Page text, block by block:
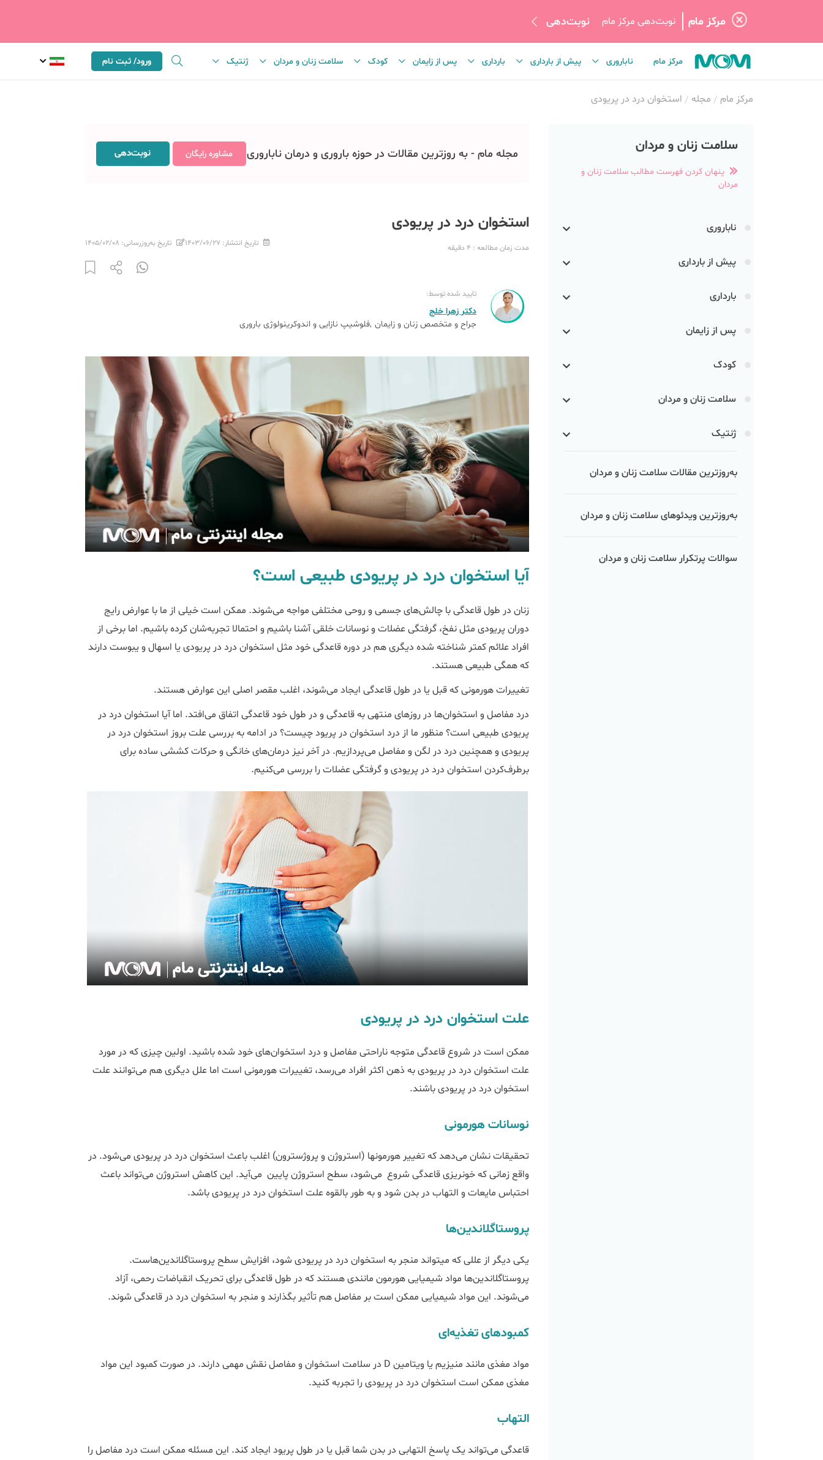
مرکز مام نوبت‌دهی مرکز مام نوبت‌دهی
مرکز مام ناباروری پیش از بارداری بارداری پس از زایمان کودک سلامت زنان و مردان ژنتیک ورود/ ثبت نام
مرکز مام مجله استخوان درد در پریودی
سلامت زنان و مردان
پنهان کردن فهرست مطالب سلامت زنان و
مردان
ناباروری
پیش از بارداری
بارداری
پس از زایمان
کودک
سلامت زنان و مردان
ژنتیک
به‌روزترین مقالات سلامت زنان و مردان
به‌روزترین ویدئوهای سلامت زنان و مردان
سوالات پرتکرار سلامت زنان و مردان
مجله مام - به روزترین مقالات در حوزه باروری و درمان ناباروری مشاوره رایگان نوبت‌دهی
استخوان درد در پریودی
مدت زمان مطالعه: 4 دقیقه تاریخ انتشار: ۱۴۰۳/۰۶/۲۷ تاریخ به‌روزرسانی: ۱۴۰۵/۰۲/۰۸
تایید شده توسط:
دکتر زهرا خلج
جراح و متخصص زنان و زایمان فلوشیپ نازایی و اندوکرینولوژی باروری
آیا استخوان درد در پریودی طبیعی است؟
زنان در طول قاعدگی با چالش‌های جسمی و روحی مختلفی مواجه می‌شوند. ممکن است خیلی از ما با عوارض رایج
دوران پریودی مثل نفخ، گرفتگی عضلات و نوسانات خلقی آشنا باشیم و احتمالا تجربه‌شان کرده باشیم. اما برخی از
افراد علائم کمتر شناخته شده دیگری هم در دوره قاعدگی خود مثل استخوان درد در پریودی یا اسهال و یبوست دارند
که همگی طبیعی هستند.
تغییرات هورمونی که قبل یا در طول قاعدگی ایجاد می‌شوند، اغلب مقصر اصلی این عوارض هستند.
درد مفاصل و استخوان‌ها در روزهای منتهی به قاعدگی و در طول خود قاعدگی اتفاق می‌افتد. اما آیا استخوان درد در
پریودی طبیعی است؟ منظور ما از درد استخوان در پریود چیست؟ در ادامه به بررسی علت بروز استخوان درد در
پریودی و همچنین درد در لگن و مفاصل می‌‌پردازیم. در آخر نیز درمان‌های خانگی و‌ حرکات کششی ساده برای
برطرف‌کردن استخوان درد در پریودی و گرفتگی عضلات‌ را بررسی می‌کنیم.
علت استخوان درد در پریودی
ممکن است در شروع قاعدگی متوجه ناراحتی مفاصل و درد استخوان‌های خود شده باشید. اولین چیزی که در مورد
علت استخوان درد در پریودی به ذهن اکثر افراد می‎رسد، تغییرات هورمونی است اما علل دیگری هم می‌توانند علت
استخوان درد در پریودی باشند.
نوسانات هورمونی
تحقیقات نشان می‌دهد که تغییر هورمون‎ها (استروژن و پروژسترون) اغلب باعث استخوان درد در پریودی می‌شود. در
واقع زمانی که خونریزی قاعدگی شروع‌ می‌شود، سطح استروژن پایین‌ می‌آید. این کاهش استروژن می‌تواند باعث
احتباس مایعات و التهاب در بدن شود و به طور بالقوه علت استخوان درد در پریودی باشد.
پروستاگلاندین‌ها
یکی دیگر از عللی که می‎تواند منجر به استخوان درد در پریودی شود، افزایش سطح پروستاگلاندین‌هاست.
پروستاگلاندین‌ها مواد شیمیایی هورمون مانندی هستند که در طول قاعدگی برای تحریک انقباضات رحمی، آزاد
می‌شوند. این مواد شیمیایی ممکن است بر مفاصل هم تأثیر بگذارند و منجر به استخوان درد در قاعدگی شوند.
کمبود‌های تغذیه‌ای
مواد مغذی مانند منیزیم یا ویتامین D در سلامت استخوان و مفاصل نقش مهمی دارند. در صورت کمبود این مواد
مغذی ممکن است استخوان درد در پریودی را تجربه کنید.
التهاب
قاعدگی می‌تواند یک پاسخ التهابی در بدن شما قبل یا در طول پریود ایجاد کند. این مسئله ممکن است درد مفاصل را